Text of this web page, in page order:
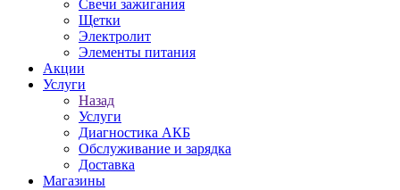
Свечи зажигания
Щетки
Электролит
Элементы питания
Акции
Услуги
Назад
Услуги
Диагностика АКБ
Обслуживание и зарядка
Доставка
Магазины